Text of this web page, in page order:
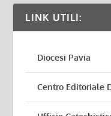
LINK UTILI:
Diocesi Pavia
Centro Editoriale